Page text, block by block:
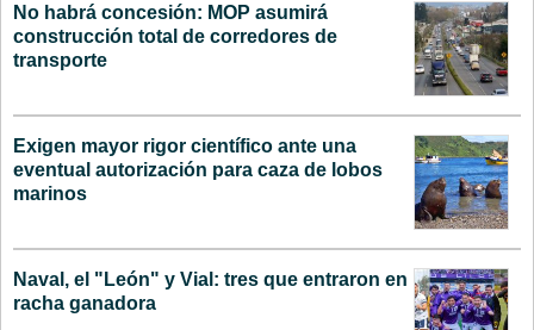
No habrá concesión: MOP asumirá
construcción total de corredores de
transporte
Exigen mayor rigor científico ante una
eventual autorización para caza de lobos
marinos
Naval, el "León" y Vial: tres que entraron en
racha ganadora